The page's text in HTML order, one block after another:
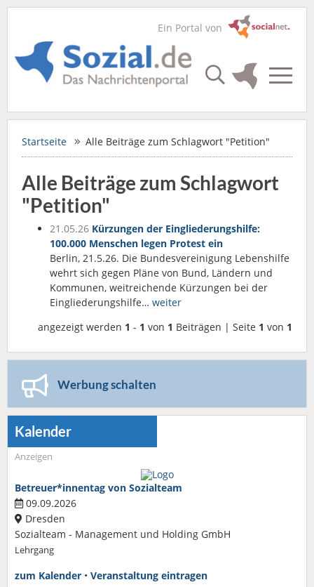
Ein Portal von
Startseite Alle Beiträge zum Schlagwort "Petition"
Alle Beiträge zum Schlagwort
"Petition"
21.05.26 Kürzungen der Eingliederungshilfe:
100.000 Menschen legen Protest ein
Berlin, 21.5.26. Die Bundesvereinigung Lebenshilfe
wehrt sich gegen Pläne von Bund, Ländern und
Kommunen, weitreichende Kürzungen bei der
Eingliederungshilfe… weiter
angezeigt werden 1 - 1 von 1 Beiträgen | Seite 1 von 1
Werbung schalten
Kalender
Anzeigen
Betreuer*innentag von Sozialteam
09.09.2026
Dresden
Sozialteam - Management und Holding GmbH
Lehrgang
zum Kalender • Veranstaltung eintragen